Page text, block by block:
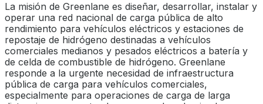
La misión de Greenlane es diseñar, desarrollar, instalar y
operar una red nacional de carga pública de alto
rendimiento para vehículos eléctricos y estaciones de
repostaje de hidrógeno destinadas a vehículos
comerciales medianos y pesados eléctricos a batería y
de celda de combustible de hidrógeno. Greenlane
responde a la urgente necesidad de infraestructura
pública de carga para vehículos comerciales,
especialmente para operaciones de carga de larga